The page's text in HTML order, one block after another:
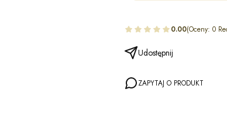
0.00(Oceny: 0
Udostępnij
ZAPYTAJ O PRODUKT